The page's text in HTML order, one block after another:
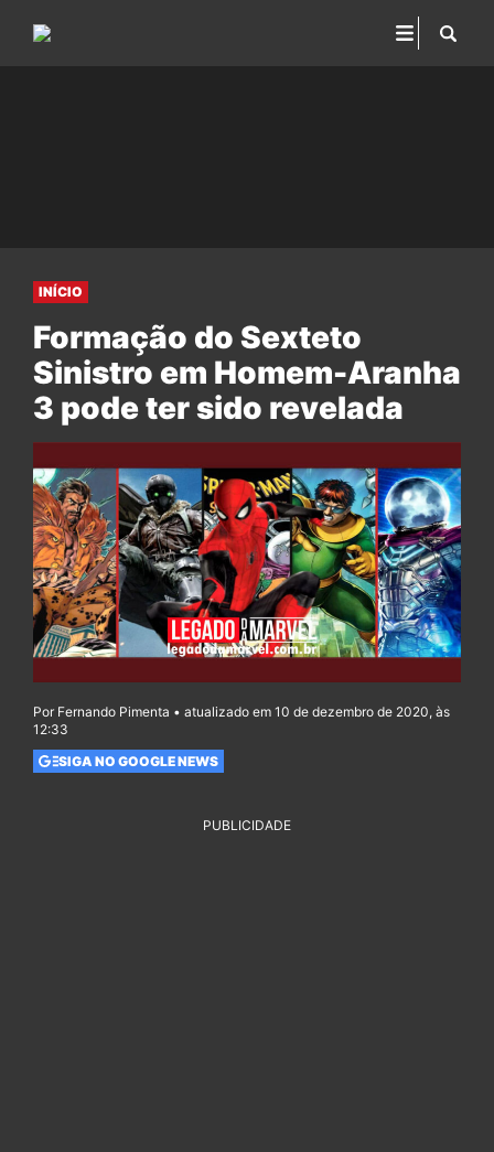
INÍCIO
Formação do Sexteto
Sinistro em Homem-Aranha
3 pode ter sido revelada
Por Fernando Pimenta • atualizado em 10 de dezembro de 2020, às
12:33
SIGA NO GOOGLE NEWS
PUBLICIDADE